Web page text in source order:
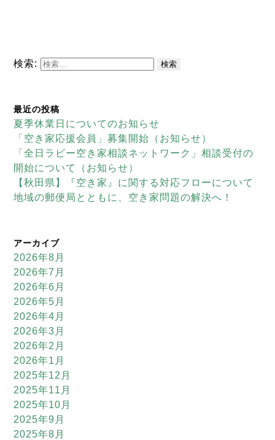
検索:
最近の投稿
夏季休業日についてのお知らせ
「空き家応援会員」募集開始（お知らせ）
「全日ラビー空き家相談ネットワーク」相談受付の
開始について（お知らせ）
【秋田県】『空き家』に関する対応フローについて
地域の郵便局とともに、空き家問題の解決へ！
アーカイブ
2026年8月
2026年7月
2026年6月
2026年5月
2026年4月
2026年3月
2026年2月
2026年1月
2025年12月
2025年11月
2025年10月
2025年9月
2025年8月